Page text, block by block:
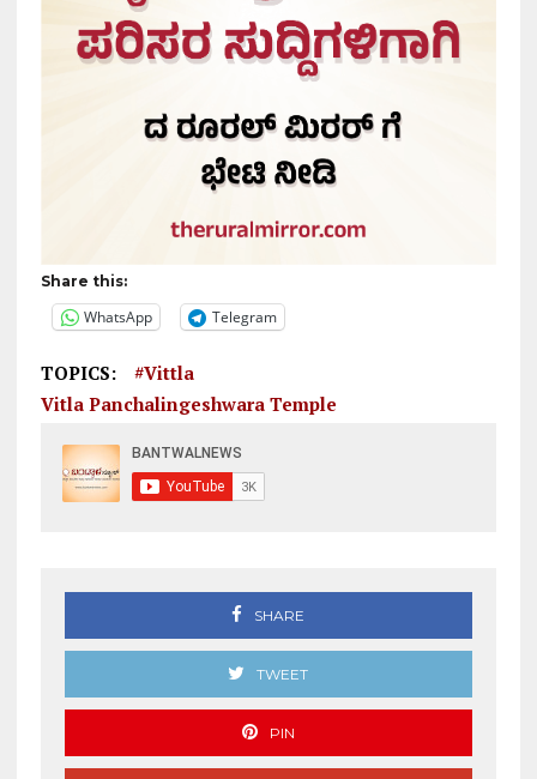
Share this:
WhatsApp Telegram
TOPICS:
#vittla
Vitla Panchalingeshwara Temple
SHARE
TWEET
PIN